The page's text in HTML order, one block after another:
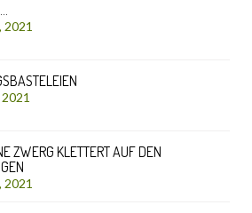
2021
ZWERG KLETTERT AUF DEN
2021